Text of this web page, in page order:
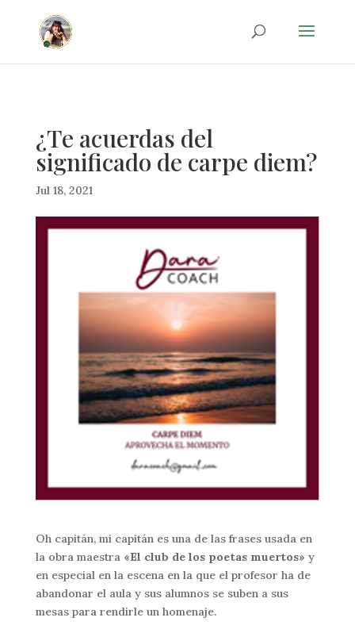
¿Te acuerdas del
significado de carpe diem?
Jul 18, 2021
Oh capitán, mi capitán es una de las frases usada en
la obra maestra «El club de los poetas muertos» y
en especial en la escena en la que el profesor ha de
abandonar el aula y sus alumnos se suben a sus
mesas para rendirle un homenaje.